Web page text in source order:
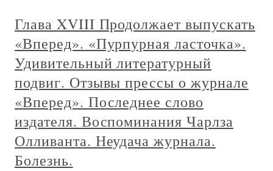
Глава XVIII Продолжает выпускать
«Вперед». «Пурпурная ласточка».
Удивительный литературный
подвиг. Отзывы прессы о журнале
«Вперед». Последнее слово
издателя. Воспоминания Чарлза
Олливанта. Неудача журнала.
Болезнь.